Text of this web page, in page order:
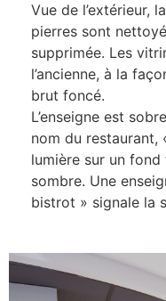
Vue de l’extérieur,
pierres sont
supprimée. Les
l’ancienne, à la
brut foncé.
L’enseigne est
nom du restaurant,
lumière sur un fond
sombre. Une
bistrot » signale la